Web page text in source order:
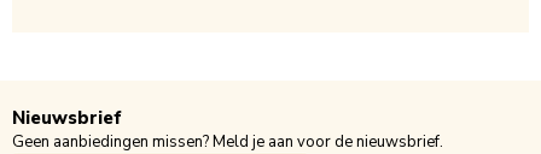
Nieuwsbrief
Geen aanbiedingen missen? Meld je aan voor de nieuwsbrief.